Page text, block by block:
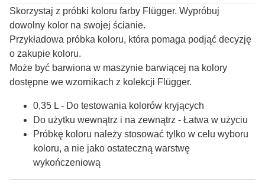
Skorzystaj z próbki koloru farby Flügger. Wypróbuj
dowolny kolor na swojej ścianie.
Przykładowa próbka koloru, która pomaga podjąć decyzję
o zakupie koloru.
Może być barwiona w maszynie barwiącej na kolory
dostępne we wzornikach z kolekcji Flügger.
0,35 L - Do testowania kolorów kryjących
Do użytku wewnątrz i na zewnątrz - Łatwa w użyciu
Próbkę koloru należy stosować tylko w celu wyboru
koloru, a nie jako ostateczną warstwę
wykończeniową